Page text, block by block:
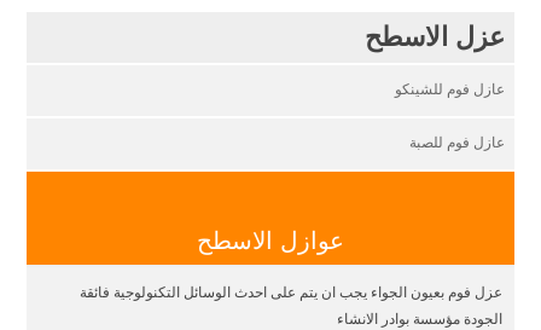
عزل الاسطح
عازل فوم للشينكو
عازل فوم للصبة
عوازل الاسطح
عزل فوم بعيون الجواء يجب ان يتم على احدث الوسائل التكنولوجية فائقة
الجودة مؤسسة بوادر الانشاء